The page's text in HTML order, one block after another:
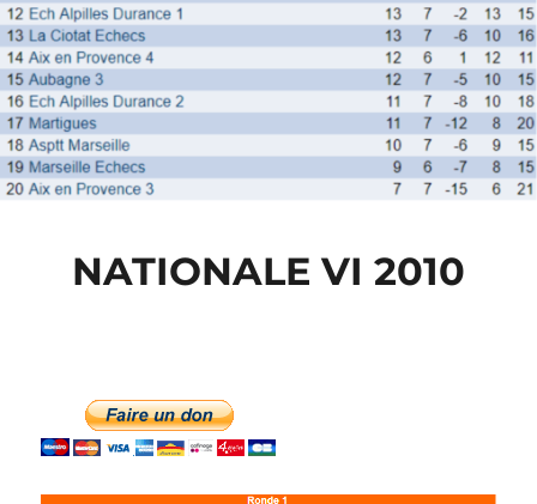
NATIONALE VI 2010